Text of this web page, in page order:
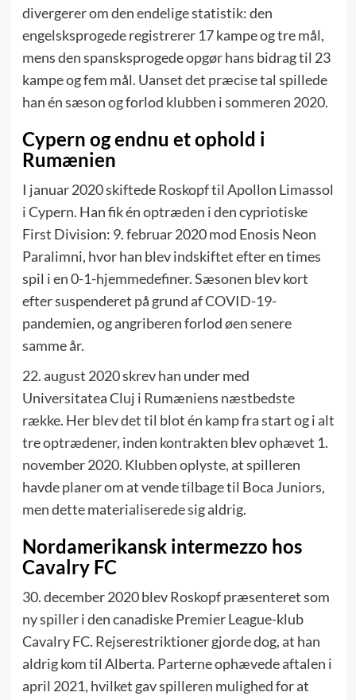
divergerer om den endelige statistik: den
engelsksprogede registrerer 17 kampe og tre mål,
mens den spansksprogede opgør hans bidrag til 23
kampe og fem mål. Uanset det præcise tal spillede
han én sæson og forlod klubben i sommeren 2020.
Cypern og endnu et ophold i
Rumænien
I januar 2020 skiftede Roskopf til Apollon Limassol
i Cypern. Han fik én optræden i den cypriotiske
First Division: 9. februar 2020 mod Enosis Neon
Paralimni, hvor han blev indskiftet efter en times
spil i en 0-1-hjemme­definer. Sæsonen blev kort
efter suspenderet på grund af COVID-19-
pandemien, og angriberen forlod øen senere
samme år.
22. august 2020 skrev han under med
Universitatea Cluj i Rumæniens næstbedste
række. Her blev det til blot én kamp fra start og i alt
tre optrædener, inden kontrakten blev ophævet 1.
november 2020. Klubben oplyste, at spilleren
havde planer om at vende tilbage til Boca Juniors,
men dette materialiserede sig aldrig.
Nordamerikansk intermezzo hos
Cavalry FC
30. december 2020 blev Roskopf præsenteret som
ny spiller i den canadiske Premier League-klub
Cavalry FC. Rejserestriktioner gjorde dog, at han
aldrig kom til Alberta. Parterne ophævede aftalen i
april 2021, hvilket gav spilleren mulighed for at